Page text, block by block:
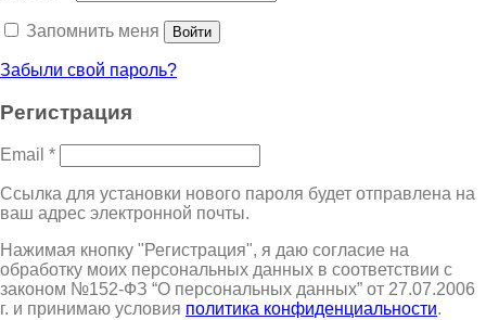
Запомнить меня Войти
Забыли свой пароль?
Регистрация
Email *
Ссылка для установки нового пароля будет отправлена ​​на
ваш адрес электронной почты.
Нажимая кнопку "Регистрация", я даю согласие на
обработку моих персональных данных в соответствии с
законом №152-ФЗ “О персональных данных” от 27.07.2006
г. и принимаю условия политика конфиденциальности.